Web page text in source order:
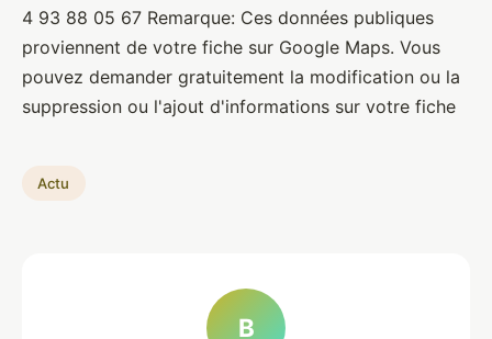
4 93 88 05 67 Remarque: Ces données publiques
proviennent de votre fiche sur Google Maps. Vous
pouvez demander gratuitement la modification ou la
suppression ou l'ajout d'informations sur votre fiche
Actu
B